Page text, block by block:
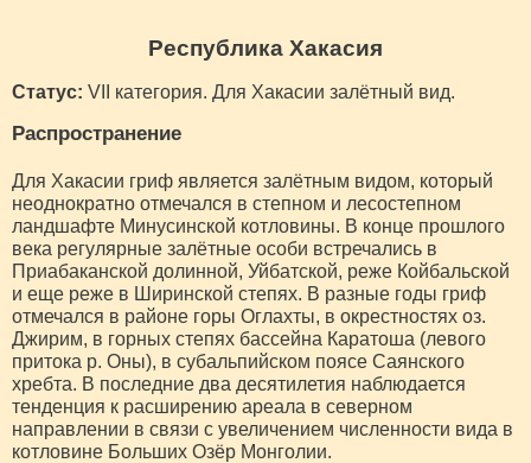
Республика Хакасия
Статус: VII категория. Для Хакасии залётный вид.
Распространение
Для Хакасии гриф является залётным видом, который
неоднократно отмечался в степном и лесостепном
ландшафте Минусинской котловины. В конце прошлого
века регулярные залётные особи встречались в
Приабаканской долинной, Уйбатской, реже Койбальской
и еще реже в Ширинской степях. В разные годы гриф
отмечался в районе горы Оглахты, в окрестностях оз.
Джирим, в горных степях бассейна Каратоша (левого
притока р. Оны), в субальпийском поясе Саянского
хребта. В последние два десятилетия наблюдается
тенденция к расширению ареала в северном
направлении в связи с увеличением численности вида в
котловине Больших Озёр Монголии.